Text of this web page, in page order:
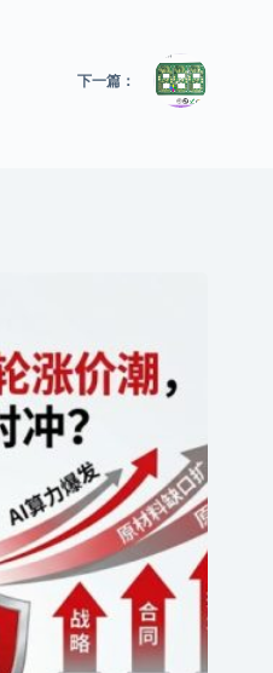
下一篇：